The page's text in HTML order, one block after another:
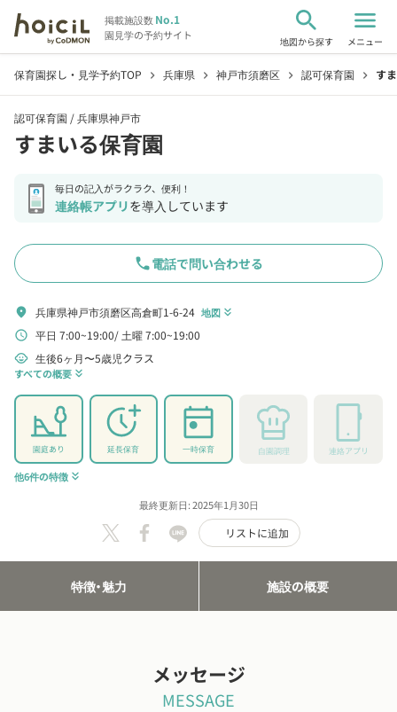
掲載施設数No.1
園見学の予約サイト
search
地図から探す
menu
メニュー
保育園探し・見学予約TOP chevron_right 兵庫県 chevron_right 神戸市須磨区 chevron_right 認可保育園 chevron_right す
認可保育園 /兵庫県神戸市
すまいる保育園
毎日の記入がラクラク、便利！
連絡帳アプリを導入しています
phone電話で問い合わせる
location_on 兵庫県神戸市須磨区高倉町1-6-24 地図 keyboard_double_arrow_down
schedule 平日 7:00~19:00 土曜 7:00~19:00
child_care 生後6ヶ月〜5歳児クラス
すべての概要 keyboard_double_arrow_down
園庭あり 延長保育 一時保育 自園調理 連絡アプリ
他6件の特徴 keyboard_double_arrow_down
最終更新日: 2025年1月30日
リストに追加
特徴・魅力 施設の概要
メッセージ
MESSAGE